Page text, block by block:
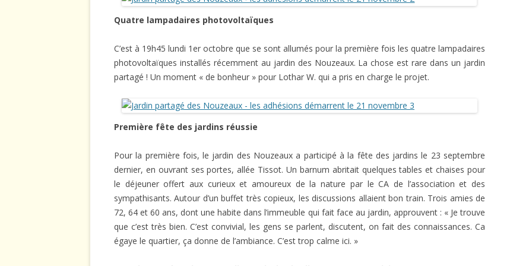
Quatre lampadaires photovoltaïques
C’est à 19h45 lundi 1er octobre que se sont allumés pour la première fois les quatre lampadaires
photovoltaïques installés récemment au jardin des Nouzeaux. La chose est rare dans un jardin
partagé ! Un moment « de bonheur » pour Lothar W. qui a pris en charge le projet.
Première fête des jardins réussie
Pour la première fois, le jardin des Nouzeaux a participé à la fête des jardins le 23 septembre
dernier, en ouvrant ses portes, allée Tissot. Un barnum abritait quelques tables et chaises pour
le déjeuner offert aux curieux et amoureux de la nature par le CA de l’association et des
sympathisants. Autour d’un buffet très copieux, les discussions allaient bon train. Trois amies de
72, 64 et 60 ans, dont une habite dans l’immeuble qui fait face au jardin, approuvent : « Je trouve
que c’est très bien. C’est convivial, les gens se parlent, discutent, on fait des connaissances. Ca
égaye le quartier, ça donne de l’ambiance. C’est trop calme ici. »